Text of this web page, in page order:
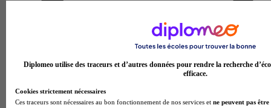
Diplomeo utilise des traceurs et d’autres données pour rendre la recherche
efficace.
Cookies strictement nécessaires
Ces traceurs sont nécessaires au bon fonctionnement de nos services et ne peuvent pas être